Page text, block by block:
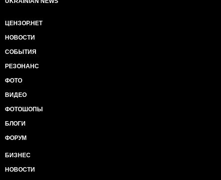
ЦЕНЗОР.НЕТ
НОВОСТИ
СОБЫТИЯ
РЕЗОНАНС
ФОТО
ВИДЕО
ФОТОШОПЫ
БЛОГИ
ФОРУМ
БИЗНЕС
НОВОСТИ